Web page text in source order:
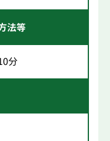
法等
分